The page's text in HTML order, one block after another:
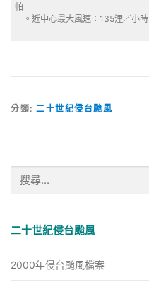
帕
。近中心最大風速：135浬／小時
分類: 二十世紀侵台颱風
字:
二十世紀侵台颱風
2000年侵台颱風檔案